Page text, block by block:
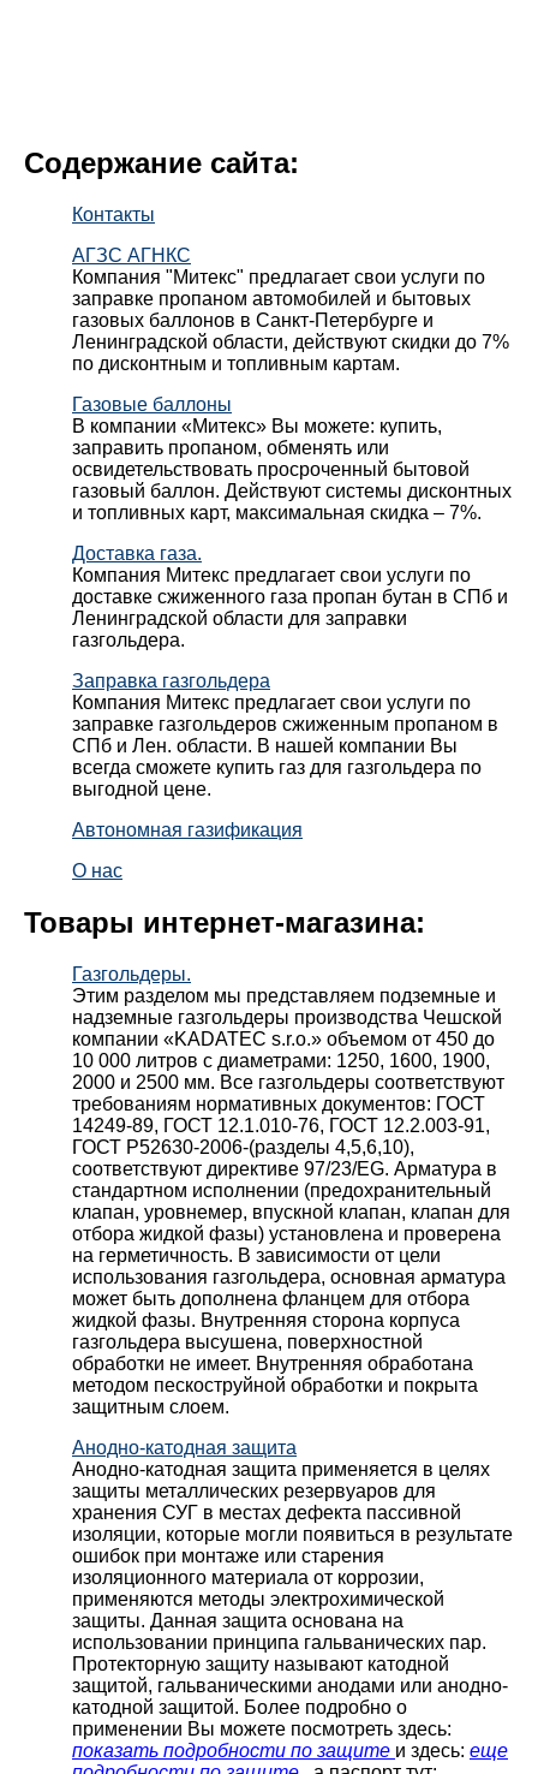
Содержание сайта:
Контакты
АГЗС АГНКС
Компания "Митекс" предлагает свои услуги по
заправке пропаном автомобилей и бытовых
газовых баллонов в Санкт-Петербурге и
Ленинградской области, действуют скидки до 7%
по дисконтным и топливным картам.
Газовые баллоны
В компании «Митекс» Вы можете: купить,
заправить пропаном, обменять или
освидетельствовать просроченный бытовой
газовый баллон. Действуют системы дисконтных
и топливных карт, максимальная скидка – 7%.
Доставка газа.
Компания Митекс предлагает свои услуги по
доставке сжиженного газа пропан бутан в СПб и
Ленинградской области для заправки
газгольдера.
Заправка газгольдера
Компания Митекс предлагает свои услуги по
заправке газгольдеров сжиженным пропаном в
СПб и Лен. области. В нашей компании Вы
всегда сможете купить газ для газгольдера по
выгодной цене.
Автономная газификация
О нас
Товары интернет-магазина:
Газгольдеры.
Этим разделом мы представляем подземные и
надземные газгольдеры производства Чешской
компании «KADATEC s.r.o.» объемом от 450 до
10 000 литров с диаметрами: 1250, 1600, 1900,
2000 и 2500 мм. Все газгольдеры соответствуют
требованиям нормативных документов: ГОСТ
14249-89, ГОСТ 12.1.010-76, ГОСТ 12.2.003-91,
ГОСТ Р52630-2006-(разделы 4,5,6,10),
соответствуют директиве 97/23/EG. Арматура в
стандартном исполнении (предохранительный
клапан, уровнемер, впускной клапан, клапан для
отбора жидкой фазы) установлена и проверена
на герметичность. В зависимости от цели
использования газгольдера, основная арматура
может быть дополнена фланцем для отбора
жидкой фазы. Внутренняя сторона корпуса
газгольдера высушена, поверхностной
обработки не имеет. Внутренняя обработана
методом пескоструйной обработки и покрыта
защитным слоем.
Анодно-катодная защита
Анодно-катодная защита применяется в целях
защиты металлических резервуаров для
хранения СУГ в местах дефекта пассивной
изоляции, которые могли появиться в результате
ошибок при монтаже или старения
изоляционного материала от коррозии,
применяются методы электрохимической
защиты. Данная защита основана на
использовании принципа гальванических пар.
Протекторную защиту называют катодной
защитой, гальваническими анодами или анодно-
катодной защитой. Более подробно о
применении Вы можете посмотреть здесь:
показать подробности по защите и здесь: еще